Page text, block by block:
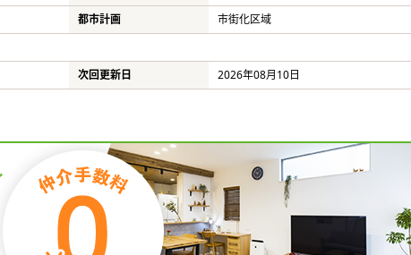
都市計画
市街化区域
次回更新日
2026年08月10日